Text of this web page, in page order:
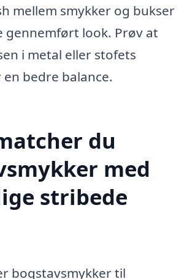
mellem smykker og bukser
gennemført look. Prøv at
i metal eller stofets
bedre balance.
du
med
stribede
bogstavsmykker til